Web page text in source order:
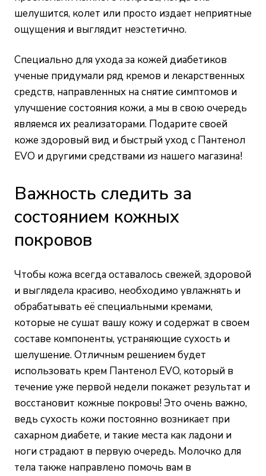
шелушится, колет или просто издает неприятные
ощущения и выглядит неэстетично.
Специально для ухода за кожей диабетиков
ученые придумали ряд кремов и лекарственных
средств, направленных на снятие симптомов и
улучшение состояния кожи, а мы в свою очередь
являемся их реализаторами. Подарите своей
коже здоровый вид и быстрый уход с Пантенол
EVO и другими средствами из нашего магазина!
Важность следить за
состоянием кожных
покровов
Чтобы кожа всегда оставалось свежей, здоровой
и выглядела красиво, необходимо увлажнять и
обрабатывать её специальными кремами,
которые не сушат вашу кожу и содержат в своем
составе компоненты, устраняющие сухость и
шелушение. Отличным решением будет
использовать крем Пантенол EVO, который в
течение уже первой недели покажет результат и
восстановит кожные покровы! Это очень важно,
ведь сухость кожи постоянно возникает при
сахарном диабете, и такие места как ладони и
ноги страдают в первую очередь. Молочко для
тела также направлено помочь вам в